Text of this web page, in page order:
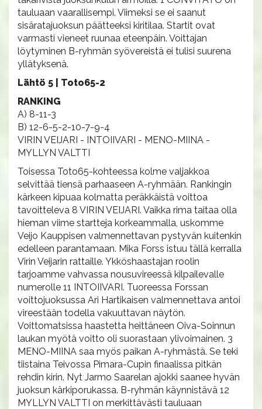
tauluaan vaarallisempi. Viimeksi se ei saanut
sisäratajuoksun päätteeksi kiritilaa. Startit ovat
varmasti vieneet ruunaa eteenpäin. Voittajan
löytyminen B-ryhmän syövereistä ei tulisi suurena
yllätyksenä.
Lähtö 5 | Toto65-2
RANKING
A) 8-11-3
B) 12-6-5-2-10-7-9-4
VIRIN VEIJARI - INTOIIVARI - MENO-MIINA -
MYLLYN VALTTI
Toisessa Toto65-kohteessa kolme valjakkoa
selvittää tiensä parhaaseen A-ryhmään. Rankingin
kärkeen kipuaa kolmatta peräkkäistä voittoa
tavoitteleva 8 VIRIN VEIJARI. Vaikka rima taitaa olla
hieman viime startteja korkeammalla, uskomme
Veijo Kauppisen valmennettavan pystyvän kuitenkin
edelleen parantamaan. Mika Forss istuu tällä kerralla
Virin Veijarin rattaille. Ykköshaastajan roolin
tarjoamme vahvassa nousuvireessä kilpailevalle
numerolle 11 INTOIIVARI. Tuoreessa Forssan
voittojuoksussa Ari Hartikaisen valmennettava antoi
vireestään todella vakuuttavan näytön.
Voittomatsissa haastetta heittäneen Oiva-Soinnun
laukan myötä voitto oli suorastaan ylivoimainen. 3
MENO-MIINA saa myös paikan A-ryhmästä. Se teki
tiistaina Teivossa Pimara-Cupin finaalissa pitkän
rehdin kirin. Nyt Jarmo Saarelan ajokki saanee hyvän
juoksun kärkiporukassa. B-ryhmän käynnistävä 12
MYLLYN VALTTI on merkittävästi tauluaan